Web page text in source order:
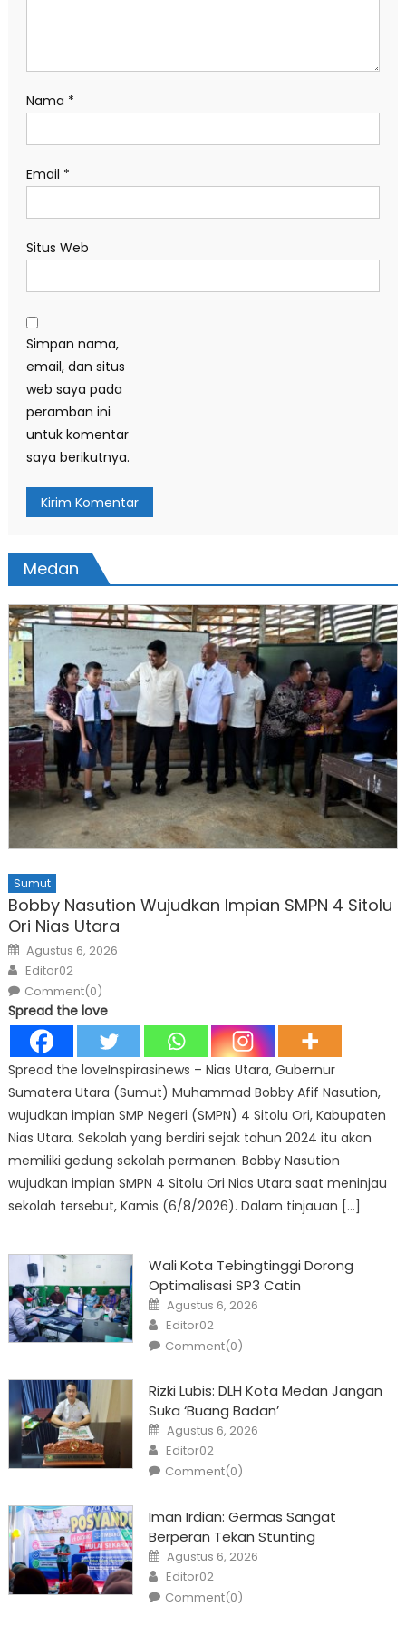
Nama *
Email *
Situs Web
Simpan nama,
email, dan situs
web saya pada
peramban ini
untuk komentar
saya berikutnya.
Medan
Sumut
Bobby Nasution Wujudkan Impian SMPN 4 Sitolu
Ori Nias Utara
Posted
on
Agustus 6, 2026
Author
Editor02
Comment(0)
Spread the love
Spread the loveInspirasinews – Nias Utara, Gubernur
Sumatera Utara (Sumut) Muhammad Bobby Afif Nasution,
wujudkan impian SMP Negeri (SMPN) 4 Sitolu Ori, Kabupaten
Nias Utara. Sekolah yang berdiri sejak tahun 2024 itu akan
memiliki gedung sekolah permanen. Bobby Nasution
wujudkan impian SMPN 4 Sitolu Ori Nias Utara saat meninjau
sekolah tersebut, Kamis (6/8/2026). Dalam tinjauan […]
Wali Kota Tebingtinggi Dorong
Optimalisasi SP3 Catin
Posted
on
Agustus 6, 2026
Author
Editor02
Comment(0)
Rizki Lubis: DLH Kota Medan Jangan
Suka ‘Buang Badan’
Posted
on
Agustus 6, 2026
Author
Editor02
Comment(0)
Iman Irdian: Germas Sangat
Berperan Tekan Stunting
Posted
on
Agustus 6, 2026
Author
Editor02
Comment(0)